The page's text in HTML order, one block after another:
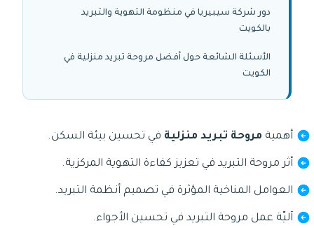
دور شركة سيبيريا في منظومة التهوية والتبريد
بالكويت
الأسئلة الشائعة حول أفضل مروحة تبريد منزلية في
الكويت
أهمية مروحة تبريد منزلية في تحسين بيئة السكن.
أثر مروحة التبريد في تعزيز كفاءة التهوية المركزية.
العوامل المناخية المؤثرة في تصميم أنظمة التبريد.
آليّة عمل مروحة التبريد في تحسين الأجواء.